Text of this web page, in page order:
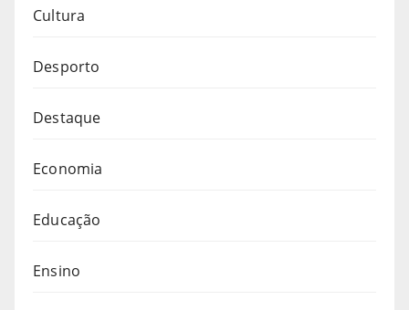
Cultura
Desporto
Destaque
Economia
Educação
Ensino